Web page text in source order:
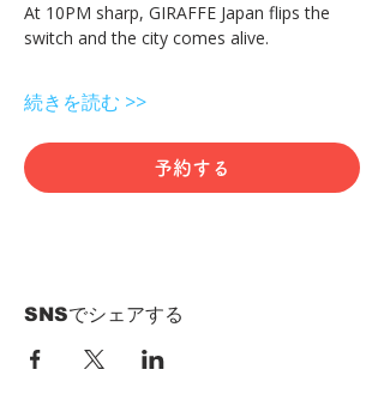
At 10PM sharp, GIRAFFE Japan flips the
switch and the city comes alive.
続きを読む >>
予約する
SNSでシェアする